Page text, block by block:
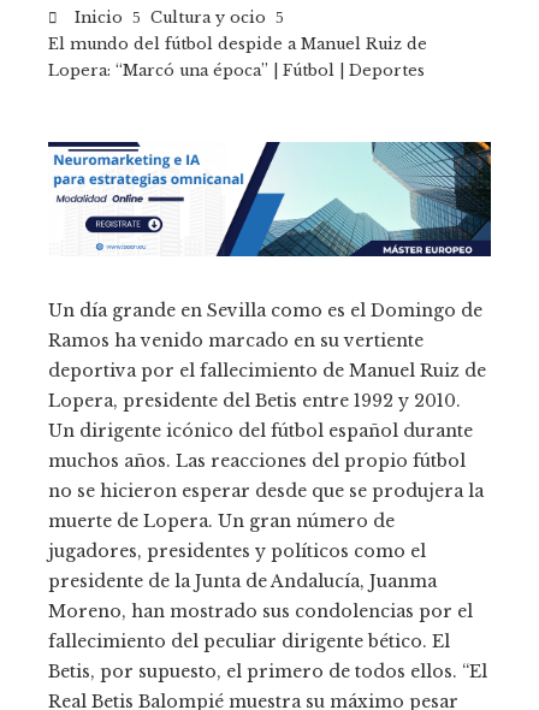
Inicio
Cultura y ocio
El mundo del fútbol despide a Manuel Ruiz de
Lopera: “Marcó una época” | Fútbol | Deportes
Un día grande en Sevilla como es el Domingo de
Ramos ha venido marcado en su vertiente
deportiva por el fallecimiento de Manuel Ruiz de
Lopera, presidente del Betis entre 1992 y 2010.
Un dirigente icónico del fútbol español durante
muchos años. Las reacciones del propio fútbol
no se hicieron esperar desde que se produjera la
muerte de Lopera. Un gran número de
jugadores, presidentes y políticos como el
presidente de la Junta de Andalucía, Juanma
Moreno, han mostrado sus condolencias por el
fallecimiento del peculiar dirigente bético. El
Betis, por supuesto, el primero de todos ellos. “El
Real Betis Balompié muestra su máximo pesar